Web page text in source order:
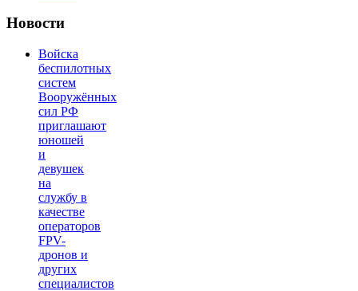
Новости
Войска
беспилотных
систем
Вооружённых
сил РФ
приглашают
юношей
и
девушек
на
службу в
качестве
операторов
FPV-
дронов и
других
специалистов